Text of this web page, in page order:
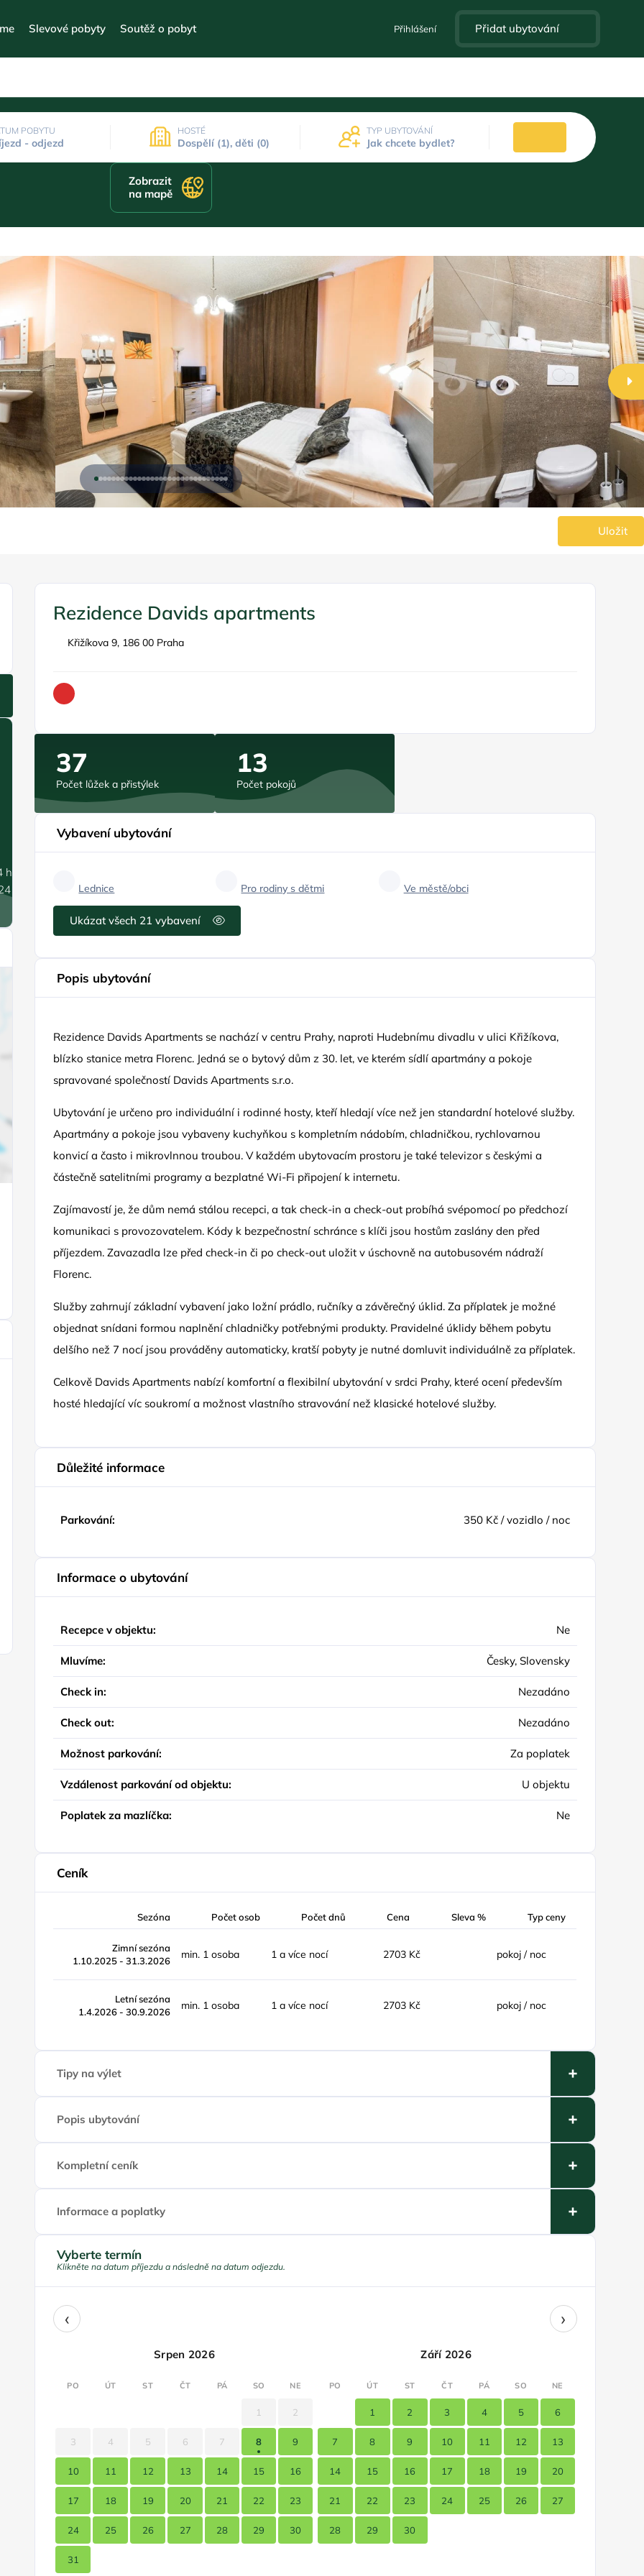
Slevové pobyty Soutěž o pobyt Přihlášení Přidat ubytování
POBYTU
- odjezd
HOSTÉ
Dospělí (1), děti (0)
TYP UBYTOVÁNÍ
Jak chcete bydlet?
Zobrazit
na mapě
Uložit
m/s
Rezidence Davids apartments
Křižíkova 9, 186 00 Praha
37
Počet lůžek a přistýlek
13
Počet pokojů
Vybavení ubytování
Lednice Pro rodiny s dětmi Ve městě/obci
Ukázat všech 21 vybavení
Popis ubytování
Rezidence Davids Apartments se nachází v centru Prahy, naproti Hudebnímu divadlu v ulici Křižíkova,
blízko stanice metra Florenc. Jedná se o bytový dům z 30. let, ve kterém sídlí apartmány a pokoje
spravované společností Davids Apartments s.r.o.
Ubytování je určeno pro individuální i rodinné hosty, kteří hledají více než jen standardní hotelové služby.
Apartmány a pokoje jsou vybaveny kuchyňkou s kompletním nádobím, chladničkou, rychlovarnou
konvicí a často i mikrovlnnou troubou. V každém ubytovacím prostoru je také televizor s českými a
částečně satelitními programy a bezplatné Wi-Fi připojení k internetu.
Zajímavostí je, že dům nemá stálou recepci, a tak check-in a check-out probíhá svépomocí po předchozí
komunikaci s provozovatelem. Kódy k bezpečnostní schránce s klíči jsou hostům zaslány den před
příjezdem. Zavazadla lze před check-in či po check-out uložit v úschovně na autobusovém nádraží
Florenc.
Služby zahrnují základní vybavení jako ložní prádlo, ručníky a závěrečný úklid. Za příplatek je možné
objednat snídani formou naplnění chladničky potřebnými produkty. Pravidelné úklidy během pobytu
delšího než 7 nocí jsou prováděny automaticky, kratší pobyty je nutné domluvit individuálně za příplatek.
Celkově Davids Apartments nabízí komfortní a flexibilní ubytování v srdci Prahy, které ocení především
hosté hledající víc soukromí a možnost vlastního stravování než klasické hotelové služby.
Důležité informace
Parkování: 350 Kč / vozidlo / noc
Informace o ubytování
Recepce v objektu: Ne
Mluvíme: Česky, Slovensky
Check in: Nezadáno
Check out: Nezadáno
Možnost parkování: Za poplatek
Vzdálenost parkování od objektu: U objektu
Poplatek za mazlíčka: Ne
Ceník
Sezóna Počet osob Počet dnů Cena Sleva % Typ ceny
Zimní sezóna
1.10.2025 - 31.3.2026
min. 1 osoba 1 a více nocí 2703 Kč pokoj / noc
Letní sezóna
1.4.2026 - 30.9.2026
min. 1 osoba 1 a více nocí 2703 Kč pokoj / noc
Tipy na výlet
Popis ubytování
Kompletní ceník
Informace a poplatky
Vyberte termín
Klikněte na datum příjezdu a následně na datum odjezdu.
‹ ›
Srpen 2026
PO ÚT ST ČT PÁ SO NE
1 2
3 4 5 6 7 8 9
10 11 12 13 14 15 16
17 18 19 20 21 22 23
24 25 26 27 28 29 30
31
Září 2026
PO ÚT ST ČT PÁ SO NE
1 2 3 4 5 6
7 8 9 10 11 12 13
14 15 16 17 18 19 20
21 22 23 24 25 26 27
28 29 30